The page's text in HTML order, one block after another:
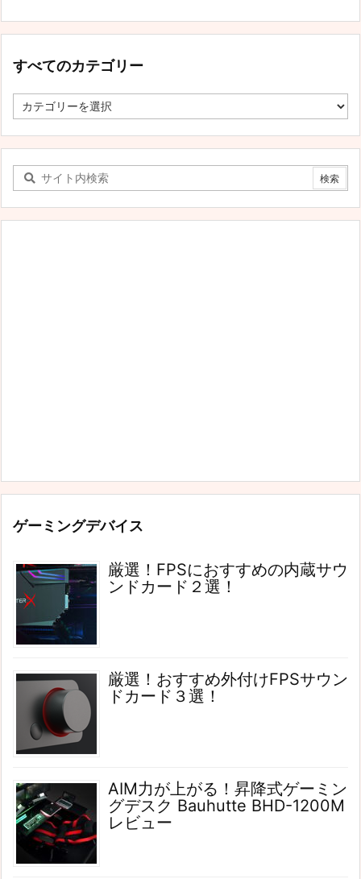
すべてのカテゴリー
べ
の
ゴ
リ
ー
ゲーミングデバイス
厳選！FPSにおすすめの内蔵サウ
ンドカード２選！
厳選！おすすめ外付けFPSサウン
ドカード３選！
AIM力が上がる！昇降式ゲーミン
グデスク Bauhutte BHD-1200M
レビュー